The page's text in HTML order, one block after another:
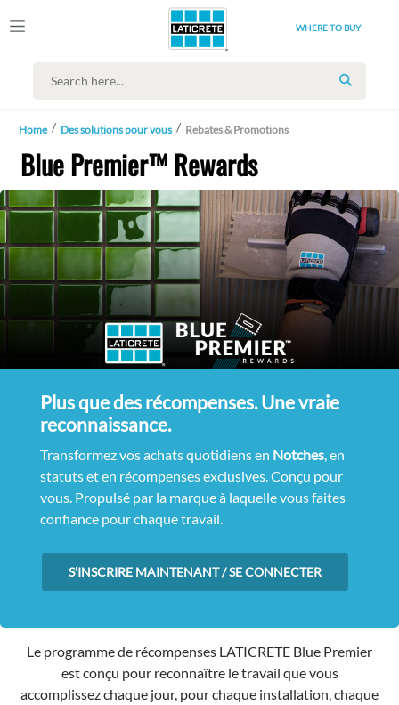
WHERE TO BUY
SEARCH
Home Des solutions pour vous Rebates & Promotions
Blue Premier™ Rewards
Plus que des récompenses. Une vraie
reconnaissance.
Transformez vos achats quotidiens en Notches, en
statuts et en récompenses exclusives. Conçu pour
vous. Propulsé par la marque à laquelle vous faites
confiance pour chaque travail.
S’INSCRIRE MAINTENANT / SE CONNECTER
Le programme de récompenses LATICRETE Blue Premier
est conçu pour reconnaître le travail que vous
accomplissez chaque jour, pour chaque installation, chaque